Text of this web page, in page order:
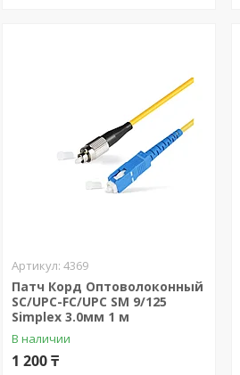
4369
Патч Корд Оптоволоконный
SС/UPC-FC/UPC SM 9/125
Simplex 3.0мм 1 м
В наличии
1 200 ₸